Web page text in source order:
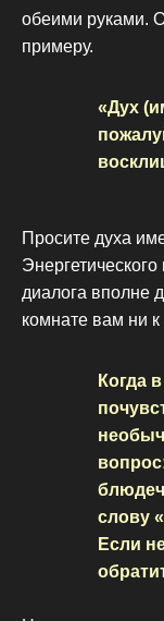
обеими руками.
примеру.
«Дух
Просите духа
диалога вполне
комнате вам ни к
Когда
слову
Если